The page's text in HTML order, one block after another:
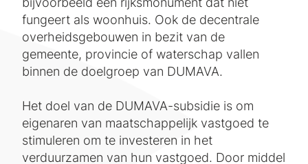
fungeert als woonhuis. Ook de decentrale
overheidsgebouwen in bezit van de
gemeente, provincie of waterschap vallen
binnen de doelgroep van DUMAVA.
Het doel van de DUMAVA-subsidie is om
eigenaren van maatschappelijk vastgoed te
stimuleren om te investeren in het
verduurzamen van hun vastgoed. Door middel